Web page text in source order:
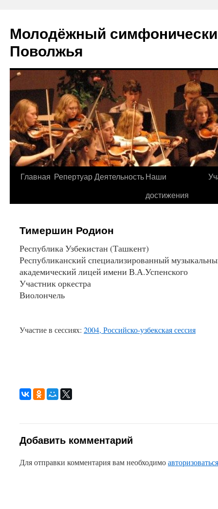
Молодёжный
Поволжья
Skip
Главная РепертуарДеятельностьНаши
достижения
Тимершин Родион
Республика Узбекистан (Ташкент)
Республиканский специализированный
академический лицей имени В.А.Успенского
Участник оркестра
Виолончель
Участие в сессиях: 2004, Российско-узбекская сессия
Добавить комментарий
Для отправки комментария вам необходимоавторизоваться